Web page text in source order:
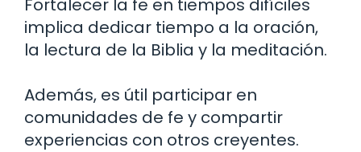
implica dedicar tiempo a la oración,
la lectura de la Biblia y la meditación.
Además, es útil participar en
comunidades de fe y compartir
experiencias con otros creyentes.